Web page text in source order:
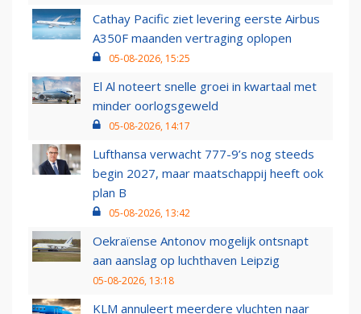
Cathay Pacific ziet levering eerste Airbus
A350F maanden vertraging oplopen
05-08-2026, 15:25
El Al noteert snelle groei in kwartaal met
minder oorlogsgeweld
05-08-2026, 14:17
Lufthansa verwacht 777-9’s nog steeds
begin 2027, maar maatschappij heeft ook
plan B
05-08-2026, 13:42
Oekraïense Antonov mogelijk ontsnapt
aan aanslag op luchthaven Leipzig
05-08-2026, 13:18
KLM annuleert meerdere vluchten naar